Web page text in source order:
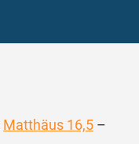
Matthäus 16,5 –